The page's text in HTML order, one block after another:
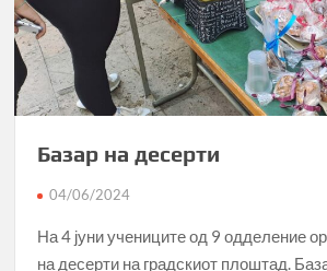
Базар на десерти
04/06/2024
На 4 јуни учениците од 9 одделение
на десерти на градскиот плоштад.